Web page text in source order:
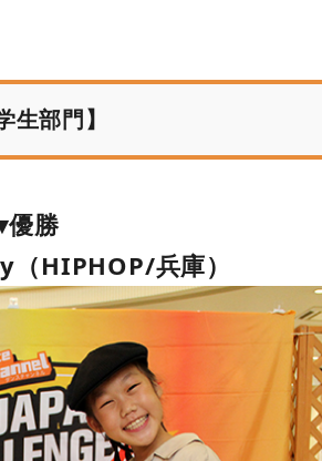
生部門】
優勝
HIPHOP/兵庫）